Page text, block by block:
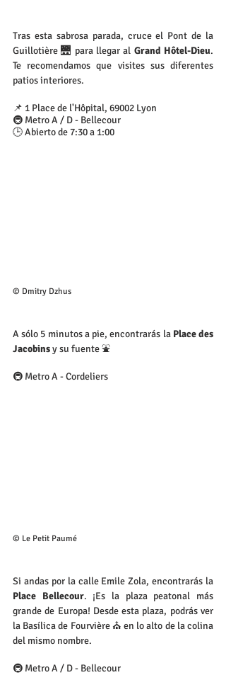
Tras esta sabrosa parada, cruce el Pont de la
Guillotière 🌉 para llegar al Grand Hôtel-Dieu.
Te recomendamos que visites sus diferentes
patios interiores.
📌 1 Place de l'Hôpital, 69002 Lyon
🚇 Metro A / D - Bellecour
🕒 Abierto de 7:30 a 1:00
© Dmitry Dzhus
A sólo 5 minutos a pie, encontrarás la Place des
Jacobins y su fuente ⛲
🚇 Metro A - Cordeliers
© Le Petit Paumé
Place Bellecour. ¡Es la plaza peatonal más
grande de Europa! Desde esta plaza, podrás ver
la Basílica de Fourvière ⛪ en lo alto de la colina
del mismo nombre.
🚇 Metro A / D - Bellecour